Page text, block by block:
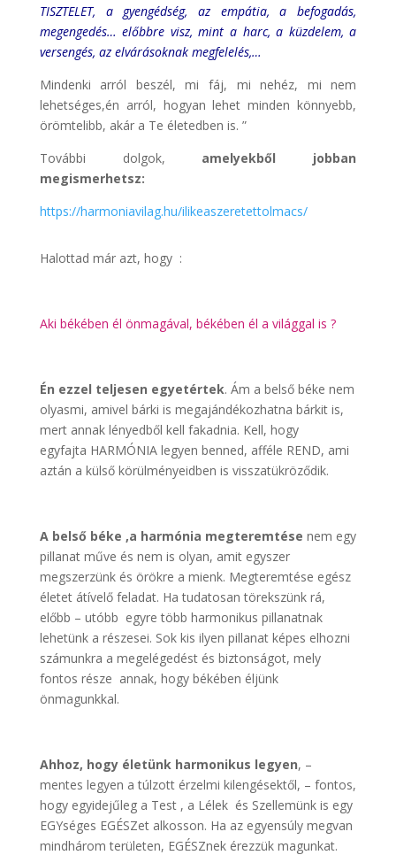
TISZTELET, a gyengédség, az empátia, a befogadás,
megengedés… előbbre visz, mint a harc, a küzdelem, a
versengés, az elvárásoknak megfelelés,…
Mindenki arról beszél, mi fáj, mi nehéz, mi nem
lehetséges,én arról, hogyan lehet minden könnyebb,
örömtelibb, akár a Te életedben is. ”
További dolgok, amelyekből jobban
megismerhetsz:
https://harmoniavilag.hu/ilikeaszeretettolmacs/
Halottad már azt, hogy :
Aki békében él önmagával, békében él a világgal is ?
Én ezzel teljesen egyetértek. Ám a belső béke nem
olyasmi, amivel bárki is megajándékozhatna bárkit is,
mert annak lényedből kell fakadnia. Kell, hogy
egyfajta HARMÓNIA legyen benned, afféle REND, ami
aztán a külső körülményeidben is visszatükröződik.
A belső béke ,a harmónia megteremtése nem egy
pillanat műve és nem is olyan, amit egyszer
megszerzünk és örökre a mienk. Megteremtése egész
életet átívelő feladat. Ha tudatosan törekszünk rá,
előbb – utóbb egyre több harmonikus pillanatnak
lehetünk a részesei. Sok kis ilyen pillanat képes elhozni
számunkra a megelégedést és biztonságot, mely
fontos része annak, hogy békében éljünk
önmagunkkal.
Ahhoz, hogy életünk harmonikus legyen, –
mentes legyen a túlzott érzelmi kilengésektől, – fontos,
hogy egyidejűleg a Test , a Lélek és Szellemünk is egy
EGYséges EGÉSZet alkosson. Ha az egyensúly megvan
mindhárom területen, EGÉSZnek érezzük magunkat.